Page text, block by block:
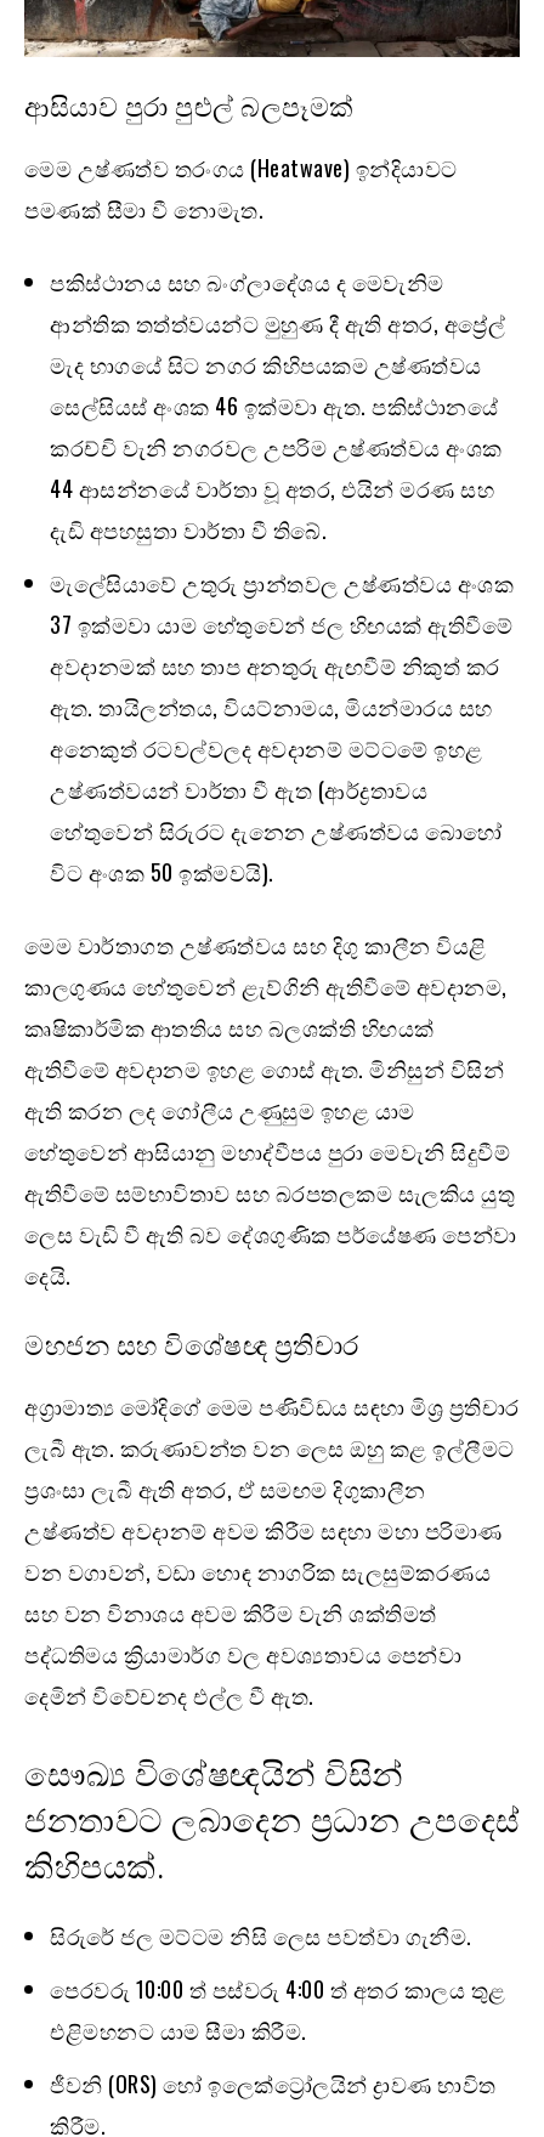
ආසියාව පුරා පුළුල් බලපෑමක්
මෙම උෂ්ණත්ව තරංගය (Heatwave) ඉන්දියාවට
පමණක් සීමා වී නොමැත.
පකිස්ථානය සහ බංග්ලාදේශය ද මෙවැනිම
ආන්තික තත්ත්වයන්ට මුහුණ දී ඇති අතර, අප්‍රේල්
මැද භාගයේ සිට නගර කිහිපයකම උෂ්ණත්වය
සෙල්සියස් අංශක 46 ඉක්මවා ඇත. පකිස්ථානයේ
කරච්චි වැනි නගරවල උපරිම උෂ්ණත්වය අංශක
44 ආසන්නයේ වාර්තා වූ අතර, එයින් මරණ සහ
දැඩි අපහසුතා වාර්තා වී තිබේ.
මැලේසියාවේ උතුරු ප්‍රාන්තවල උෂ්ණත්වය අංශක
37 ඉක්මවා යාම හේතුවෙන් ජල හිඟයක් ඇතිවීමේ
අවදානමක් සහ තාප අනතුරු ඇඟවීම් නිකුත් කර
ඇත. තායිලන්තය, වියට්නාමය, මියන්මාරය සහ
අනෙකුත් රටවල්වලද අවදානම් මට්ටමේ ඉහළ
උෂ්ණත්වයන් වාර්තා වී ඇත (ආර්ද්‍රතාවය
හේතුවෙන් සිරුරට දැනෙන උෂ්ණත්වය බොහෝ
විට අංශක 50 ඉක්මවයි).
මෙම වාර්තාගත උෂ්ණත්වය සහ දිගු කාලීන වියළි
කාලගුණය හේතුවෙන් ළැව්ගිනි ඇතිවීමේ අවදානම,
කෘෂිකාර්මික ආතතිය සහ බලශක්ති හිඟයක්
ඇතිවීමේ අවදානම ඉහළ ගොස් ඇත. මිනිසුන් විසින්
ඇති කරන ලද ගෝලීය උණුසුම ඉහළ යාම
හේතුවෙන් ආසියානු මහාද්වීපය පුරා මෙවැනි සිදුවීම්
ඇතිවීමේ සම්භාවිතාව සහ බරපතලකම සැලකිය යුතු
ලෙස වැඩි වී ඇති බව දේශගුණික පර්යේෂණ පෙන්වා
දෙයි.
මහජන සහ විශේෂඥ ප්‍රතිචාර
අග්‍රාමාත්‍ය මෝදිගේ මෙම පණිවිඩය සඳහා මිශ්‍ර ප්‍රතිචාර
ලැබී ඇත. කරුණාවන්ත වන ලෙස ඔහු කළ ඉල්ලීමට
ප්‍රශංසා ලැබී ඇති අතර, ඒ සමඟම දිගුකාලීන
උෂ්ණත්ව අවදානම් අවම කිරීම සඳහා මහා පරිමාණ
වන වගාවන්, වඩා හොඳ නාගරික සැලසුම්කරණය
සහ වන විනාශය අවම කිරීම වැනි ශක්තිමත්
පද්ධතිමය ක්‍රියාමාර්ග වල අවශ්‍යතාවය පෙන්වා
දෙමින් විවේචනද එල්ල වී ඇත.
සෞඛ්‍ය විශේෂඥයින් විසින්
ජනතාවට ලබාදෙන ප්‍රධාන උපදෙස්
කිහිපයක්.
සිරුරේ ජල මට්ටම නිසි ලෙස පවත්වා ගැනීම.
පෙරවරු 10:00 ත් පස්වරු 4:00 ත් අතර කාලය තුළ
එළිමහනට යාම සීමා කිරීම.
ජීවනි (ORS) හෝ ඉලෙක්ට්‍රෝලයින් ද්‍රාවණ භාවිත
කිරීම.